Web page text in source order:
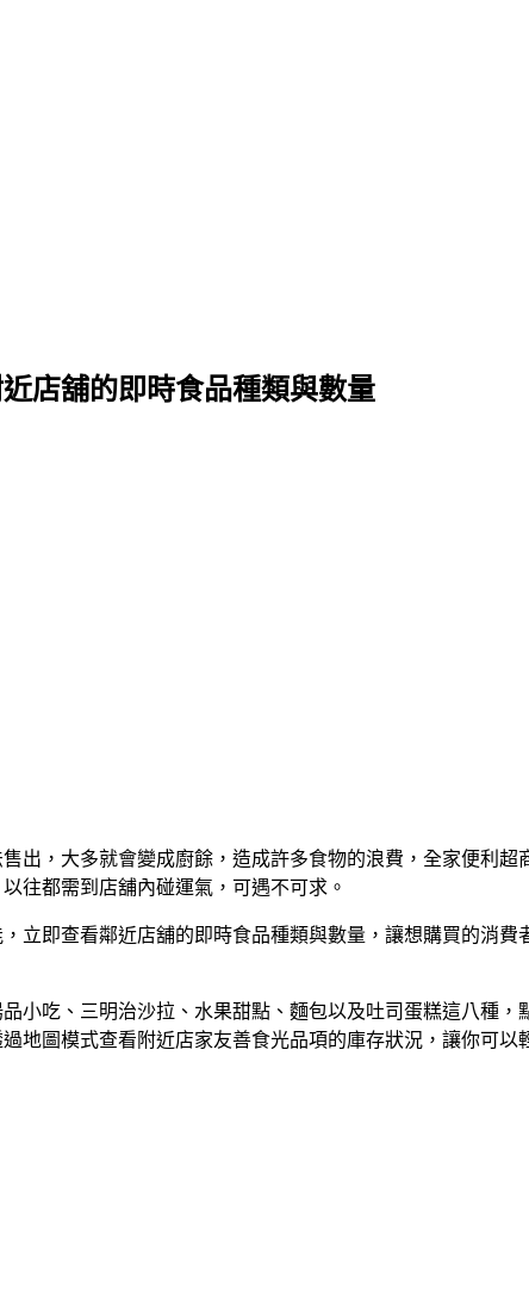
店舖的即時食品種類與數量
出，大多就會變成廚餘，造成許多食物的浪費，全家便利
往都需到店舖內碰運氣，可遇不可求。
立即查看鄰近店舖的即時食品種類與數量，讓想購買的消
小吃、三明治沙拉、水果甜點、麵包以及吐司蛋糕這八種
地圖模式查看附近店家友善食光品項的庫存狀況，讓你可以